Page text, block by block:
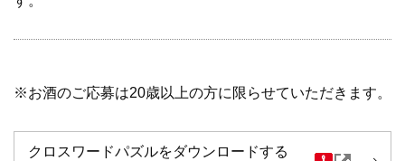
※お酒のご応募は20歳以上の方に限らせていただきます。
クロスワードパズルをダウンロードする